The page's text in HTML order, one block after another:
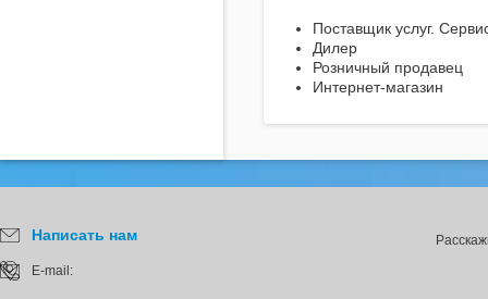
Поставщик услуг.
Дилер
Розничный продавец
Интернет-магазин
Написать нам
E-mail: